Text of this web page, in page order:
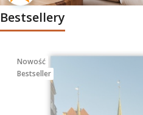
Bestsellery
Nowość
Bestseller